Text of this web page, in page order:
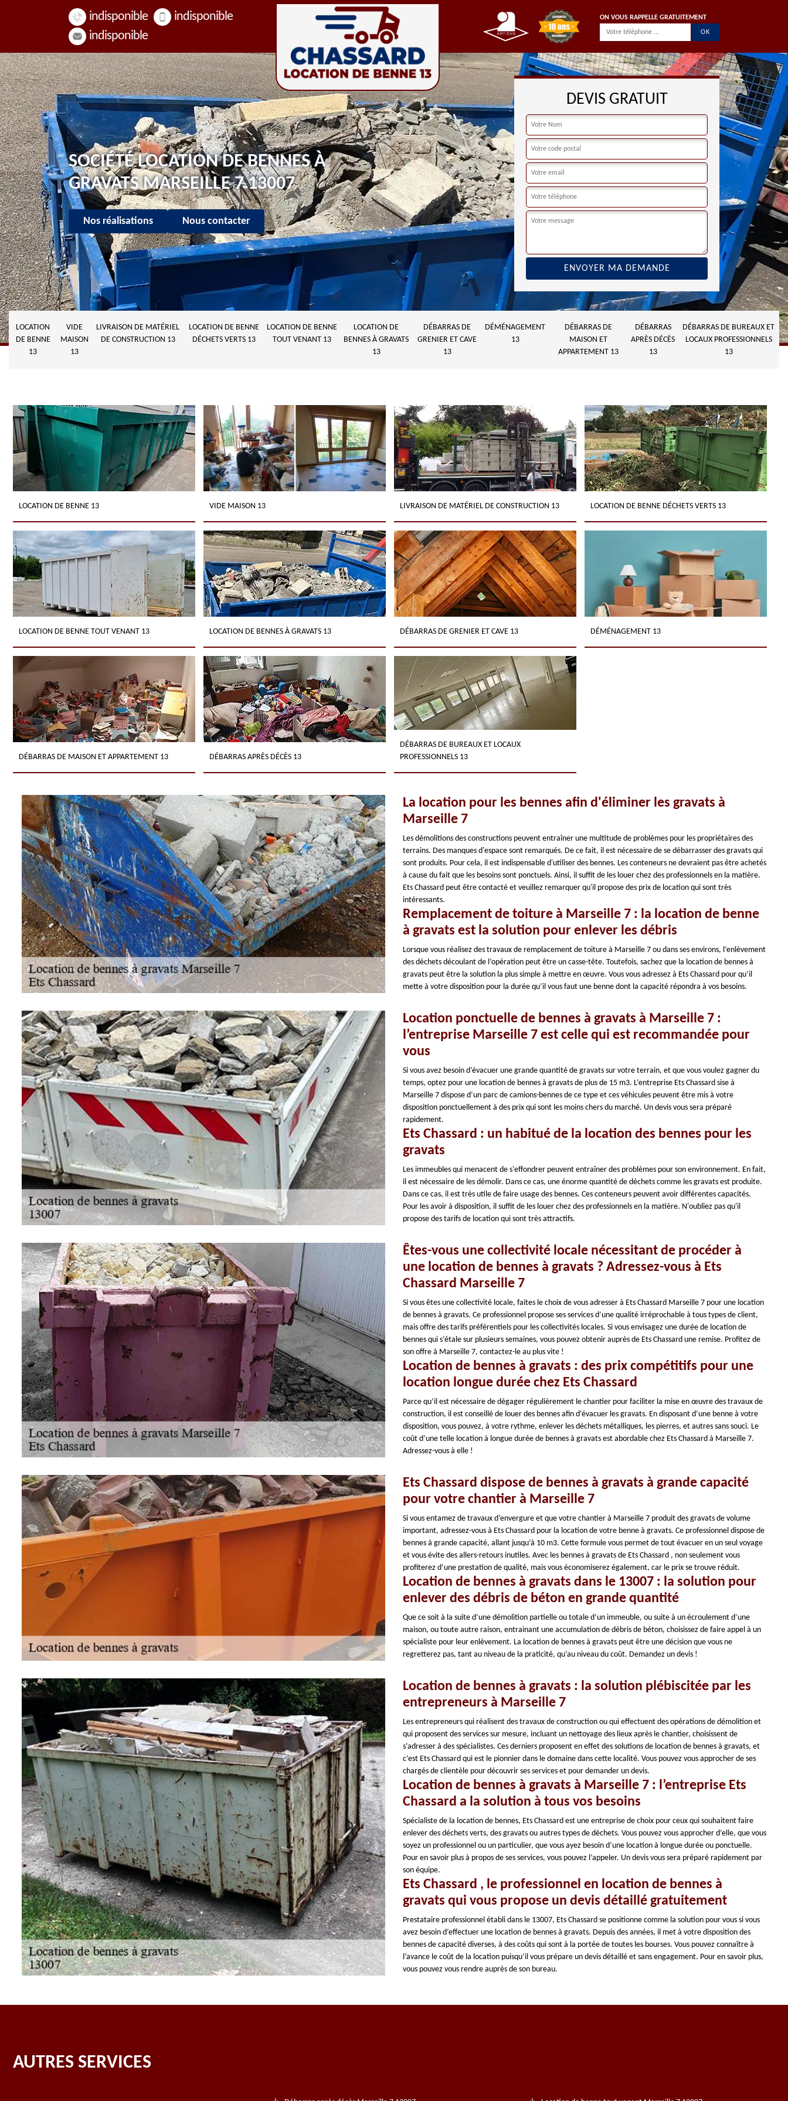
indisponible
indisponible
indisponible
ON VOUS RAPPELLE GRATUITEMENT
SOCIÉTÉ LOCATION DE BENNES À
GRAVATS MARSEILLE 7 13007
Nos réalisations Nous contacter
DEVIS GRATUIT
LOCATION
DE BENNE
13
VIDE
MAISON
13
LIVRAISON DE MATÉRIEL
DE CONSTRUCTION 13
LOCATION DE BENNE
DÉCHETS VERTS 13
LOCATION DE BENNE
TOUT VENANT 13
LOCATION DE
BENNES À GRAVATS
13
DÉBARRAS DE
GRENIER ET CAVE
13
DÉMÉNAGEMENT
13
DÉBARRAS DE
MAISON ET
APPARTEMENT 13
DÉBARRAS
APRÈS DÉCÈS
13
DÉBARRAS DE BUREAUX ET
LOCAUX PROFESSIONNELS
13
LOCATION DE BENNE 13 VIDE MAISON 13 LIVRAISON DE MATÉRIEL DE CONSTRUCTION 13 LOCATION DE BENNE DÉCHETS VERTS 13
LOCATION DE BENNE TOUT VENANT 13 LOCATION DE BENNES À GRAVATS 13 DÉBARRAS DE GRENIER ET CAVE 13 DÉMÉNAGEMENT 13
DÉBARRAS DE MAISON ET APPARTEMENT 13 DÉBARRAS APRÈS DÉCÈS 13
DÉBARRAS DE BUREAUX ET LOCAUX
PROFESSIONNELS 13
La location pour les bennes afin d'éliminer les gravats à
Marseille 7
Les démolitions des constructions peuvent entraîner une multitude de problèmes pour les propriétaires des
terrains. Des manques d'espace sont remarqués. De ce fait, il est nécessaire de se débarrasser des gravats qui
sont produits. Pour cela, il est indispensable d'utiliser des bennes. Les conteneurs ne devraient pas être achetés
à cause du fait que les besoins sont ponctuels. Ainsi, il suffit de les louer chez des professionnels en la matière.
Ets Chassard peut être contacté et veuillez remarquer qu'il propose des prix de location qui sont très
intéressants.
Remplacement de toiture à Marseille 7 : la location de benne
à gravats est la solution pour enlever les débris
Lorsque vous réalisez des travaux de remplacement de toiture à Marseille 7 ou dans ses environs, l’enlèvement
des déchets découlant de l’opération peut être un casse-tête. Toutefois, sachez que la location de bennes à
gravats peut être la solution la plus simple à mettre en œuvre. Vous vous adressez à Ets Chassard pour qu’il
mette à votre disposition pour la durée qu’il vous faut une benne dont la capacité répondra à vos besoins.
Location ponctuelle de bennes à gravats à Marseille 7 :
l’entreprise Marseille 7 est celle qui est recommandée pour
vous
Si vous avez besoin d’évacuer une grande quantité de gravats sur votre terrain, et que vous voulez gagner du
temps, optez pour une location de bennes à gravats de plus de 15 m3. L’entreprise Ets Chassard sise à
Marseille 7 dispose d’un parc de camions-bennes de ce type et ces véhicules peuvent être mis à votre
disposition ponctuellement à des prix qui sont les moins chers du marché. Un devis vous sera préparé
rapidement.
Ets Chassard : un habitué de la location des bennes pour les
gravats
Les immeubles qui menacent de s'effondrer peuvent entraîner des problèmes pour son environnement. En fait,
il est nécessaire de les démolir. Dans ce cas, une énorme quantité de déchets comme les gravats est produite.
Dans ce cas, il est très utile de faire usage des bennes. Ces conteneurs peuvent avoir différentes capacités.
Pour les avoir à disposition, il suffit de les louer chez des professionnels en la matière. N'oubliez pas qu'il
propose des tarifs de location qui sont très attractifs.
Êtes-vous une collectivité locale nécessitant de procéder à
une location de bennes à gravats ? Adressez-vous à Ets
Chassard Marseille 7
Si vous êtes une collectivité locale, faites le choix de vous adresser à Ets Chassard Marseille 7 pour une location
de bennes à gravats. Ce professionnel propose ses services d’une qualité irréprochable à tous types de client,
mais offre des tarifs préférentiels pour les collectivités locales. Si vous envisagez une durée de location de
bennes qui s’étale sur plusieurs semaines, vous pouvez obtenir auprès de Ets Chassard une remise. Profitez de
son offre à Marseille 7, contactez-le au plus vite !
Location de bennes à gravats : des prix compétitifs pour une
location longue durée chez Ets Chassard
Parce qu’il est nécessaire de dégager régulièrement le chantier pour faciliter la mise en œuvre des travaux de
construction, il est conseillé de louer des bennes afin d’évacuer les gravats. En disposant d’une benne à votre
disposition, vous pouvez, à votre rythme, enlever les déchets métalliques, les pierres, et autres sans souci. Le
coût d’une telle location à longue durée de bennes à gravats est abordable chez Ets Chassard à Marseille 7.
Adressez-vous à elle !
Ets Chassard dispose de bennes à gravats à grande capacité
pour votre chantier à Marseille 7
Si vous entamez de travaux d’envergure et que votre chantier à Marseille 7 produit des gravats de volume
important, adressez-vous à Ets Chassard pour la location de votre benne à gravats. Ce professionnel dispose de
bennes à grande capacité, allant jusqu’à 10 m3. Cette formule vous permet de tout évacuer en un seul voyage
et vous évite des allers-retours inutiles. Avec les bennes à gravats de Ets Chassard , non seulement vous
profiterez d’une prestation de qualité, mais vous économiserez également, car le prix se trouve réduit.
Location de bennes à gravats dans le 13007 : la solution pour
enlever des débris de béton en grande quantité
Que ce soit à la suite d’une démolition partielle ou totale d’un immeuble, ou suite à un écroulement d’une
maison, ou toute autre raison, entrainant une accumulation de débris de béton, choisissez de faire appel à un
spécialiste pour leur enlèvement. La location de bennes à gravats peut être une décision que vous ne
regretterez pas, tant au niveau de la praticité, qu’au niveau du coût. Demandez un devis !
Location de bennes à gravats : la solution plébiscitée par les
entrepreneurs à Marseille 7
Les entrepreneurs qui réalisent des travaux de construction ou qui effectuent des opérations de démolition et
qui proposent des services sur mesure, incluant un nettoyage des lieux après le chantier, choisissent de
s’adresser à des spécialistes. Ces derniers proposent en effet des solutions de location de bennes à gravats, et
c’est Ets Chassard qui est le pionnier dans le domaine dans cette localité. Vous pouvez vous approcher de ses
chargés de clientèle pour découvrir ses services et pour demander un devis.
Location de bennes à gravats à Marseille 7 : l’entreprise Ets
Chassard a la solution à tous vos besoins
Spécialiste de la location de bennes, Ets Chassard est une entreprise de choix pour ceux qui souhaitent faire
enlever des déchets verts, des gravats ou autres types de déchets. Vous pouvez vous approcher d’elle, que vous
soyez un professionnel ou un particulier, que vous ayez besoin d’une location à longue durée ou ponctuelle.
Pour en savoir plus à propos de ses services, vous pouvez l’appeler. Un devis vous sera préparé rapidement par
son équipe.
Ets Chassard , le professionnel en location de bennes à
gravats qui vous propose un devis détaillé gratuitement
Prestataire professionnel établi dans le 13007, Ets Chassard se positionne comme la solution pour vous si vous
avez besoin d’effectuer une location de bennes à gravats. Depuis des années, il met à votre disposition des
bennes de capacité diverses, à des coûts qui sont à la portée de toutes les bourses. Vous pouvez connaître à
l’avance le coût de la location puisqu’il vous prépare un devis détaillé et sans engagement. Pour en savoir plus,
vous pouvez vous rendre auprès de son bureau.
AUTRES SERVICES